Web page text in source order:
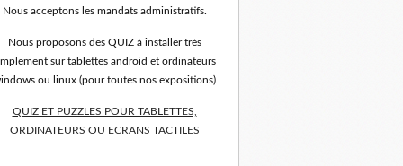
Nous acceptons les mandats administratifs.
Nous proposons des QUIZ à installer très
sur tablettes android et ordinateurs
ou linux (pour toutes nos expositions)
QUIZ ET PUZZLES POUR TABLETTES,
ORDINATEURS OU ECRANS TACTILES